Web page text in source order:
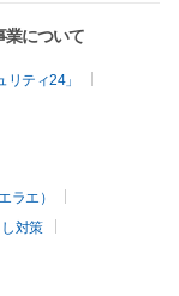
業について
ティ24」
ラエ）
対策